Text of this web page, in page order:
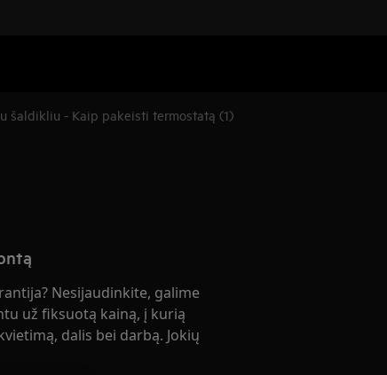
šaldikliu - Kaip pakeisti termostatą (1)
Nesijaudinkite, galime
už fiksuotą kainą, į kurią
dalis bei darbą. Jokių